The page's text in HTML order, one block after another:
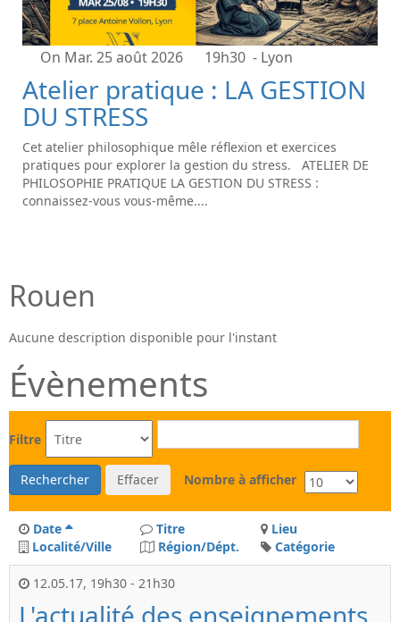
On Mar. 25 août 2026 19h30 - Lyon
Atelier pratique : LA GESTION
DU STRESS
Cet atelier philosophique mêle réflexion et exercices
pratiques pour explorer la gestion du stress. ATELIER DE
PHILOSOPHIE PRATIQUE LA GESTION DU STRESS :
connaissez-vous vous-même....
Rouen
Aucune description disponible pour l'instant
Évènements
Filtre
Rechercher Effacer Nombre à afficher
Date Titre
Lieu
Localité/Ville
Région/Dépt. Catégorie
12.05.17, 19h30 - 21h30
L'actualité des enseignements